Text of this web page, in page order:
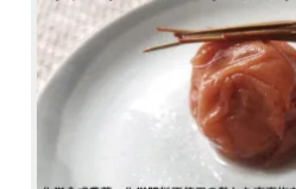
新規取扱商品 レビューを読む